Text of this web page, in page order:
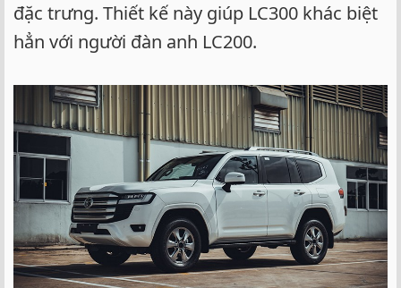
đặc trưng. Thiết kế này giúp LC300 khác biệt
hẳn với người đàn anh LC200.